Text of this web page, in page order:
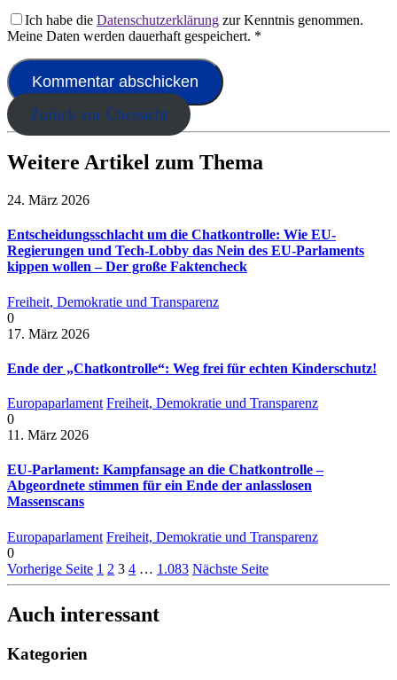
Ich habe die Datenschutzerklärung zur Kenntnis genommen.
Meine Daten werden dauerhaft gespeichert. *
Zurück zur Übersicht
Weitere Artikel zum Thema
24. März 2026
Entscheidungsschlacht um die Chatkontrolle: Wie EU-
Regierungen und Tech-Lobby das Nein des EU-Parlaments
kippen wollen – Der große Faktencheck
Freiheit, Demokratie und Transparenz
0
17. März 2026
Ende der „Chatkontrolle“: Weg frei für echten Kinderschutz!
Europaparlament Freiheit, Demokratie und Transparenz
0
11. März 2026
EU-Parlament: Kampfansage an die Chatkontrolle –
Abgeordnete stimmen für ein Ende der anlasslosen
Massenscans
Europaparlament Freiheit, Demokratie und Transparenz
0
Vorherige Seite 1 2 3 4 … 1.083 Nächste Seite
Auch interessant
Kategorien